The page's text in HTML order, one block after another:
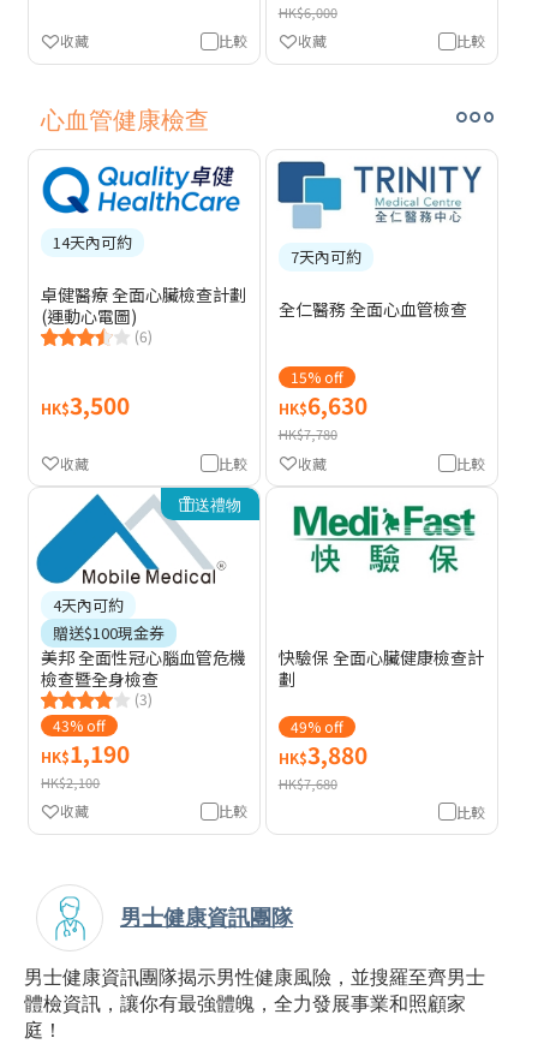
比較
收藏
HK$6,000
比較
收藏
心血管健康檢查
14天內可約
卓健醫療 全面心臟檢查計劃
(運動心電圖)
(6)
HK$3,500
比較
收藏
7天內可約
全仁醫務 全面心血管檢查
15% off
HK$6,630
HK$7,780
比較
收藏
送禮物
4天內可約
贈送$100現金券
美邦 全面性冠心腦血管危機
檢查暨全身檢查
(3)
43% off
HK$1,190
HK$2,100
比較
收藏
快驗保 全面心臟健康檢查計
劃
49% off
HK$3,880
HK$7,680
比較
男士健康資訊團隊
男士健康資訊團隊揭示男性健康風險，並搜羅至齊男士
體檢資訊，讓你有最強體魄，全力發展事業和照顧家
庭！